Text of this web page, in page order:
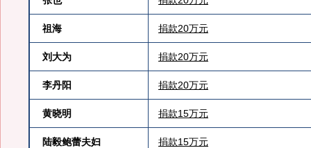
祖海 捐款20万元
刘大为 捐款20万元
李丹阳 捐款20万元
黄晓明 捐款15万元
陆毅鲍蕾夫妇 捐款15万元